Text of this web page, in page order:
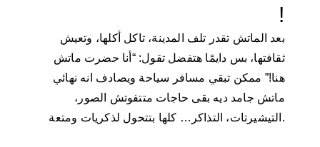
!
بعد الماتش تقدر تلف المدينة، تاكل أكلها، وتعيش
ثقافتها، بس دايمًا هتفضل تقول: “أنا حضرت ماتش
هنا!” ممكن تبقي مسافر سياحة ويصادف انه نهائي
ماتش جامد ديه بقى حاجات متتفوتش الصور،
التيشيرتات، التذاكر… كلها بتتحول لذكريات ومتعة.